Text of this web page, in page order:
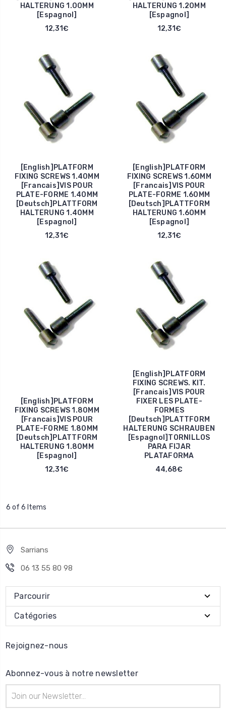
HALTERUNG 1.00MM
[Espagnol]
12,31€
HALTERUNG 1.20MM
[Espagnol]
12,31€
[English]PLATFORM
FIXING SCREWS 1.40MM
[Francais]VIS POUR
PLATE-FORME 1.40MM
[Deutsch]PLATTFORM
HALTERUNG 1.40MM
[Espagnol]
12,31€
[English]PLATFORM
FIXING SCREWS 1.60MM
[Francais]VIS POUR
PLATE-FORME 1.60MM
[Deutsch]PLATTFORM
HALTERUNG 1.60MM
[Espagnol]
12,31€
[English]PLATFORM
FIXING SCREWS 1.80MM
[Francais]VIS POUR
PLATE-FORME 1.80MM
[Deutsch]PLATTFORM
HALTERUNG 1.80MM
[Espagnol]
12,31€
[English]PLATFORM
FIXING SCREWS. KIT.
[Francais]VIS POUR
FIXER LES PLATE-
FORMES
[Deutsch]PLATTFORM
HALTERUNG SCHRAUBEN
[Espagnol]TORNILLOS
PARA FIJAR
PLATAFORMA
44,68€
6 of 6 Items
Sarrians
06 13 55 80 98
Parcourir
Catégories
Rejoignez-nous
Abonnez-vous à notre newsletter
e-